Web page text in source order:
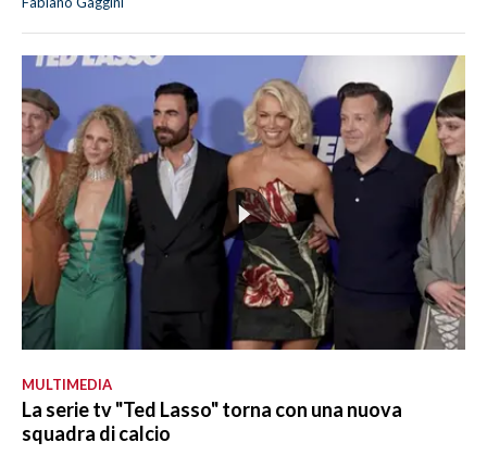
MULTIMEDIA
La serie tv "Ted Lasso" torna con una nuova
squadra di calcio